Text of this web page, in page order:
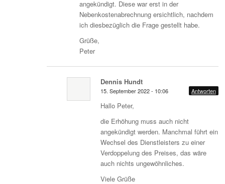
angekündigt. Diese war erst in der
Nebenkostenabrechnung ersichtlich, nachdem
ich diesbezüglich die Frage gestellt habe.
Grüße,
Peter
Dennis Hundt
15. September 2022 - 10:06 Antworten
Hallo Peter,
die Erhöhung muss auch nicht
angekündigt werden. Manchmal führt ein
Wechsel des Dienstleisters zu einer
Verdoppelung des Preises, das wäre
auch nichts ungewöhnliches.
Viele Grüße